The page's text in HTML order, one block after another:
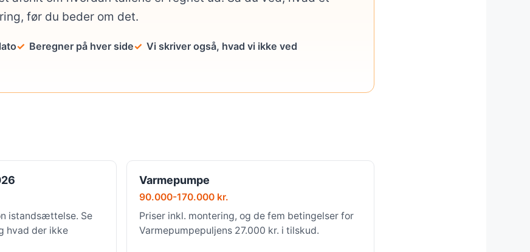
før du beder om det.
Beregner på hver side Vi skriver også, hvad vi ikke ved
istandsættelse. Se
hvad der ikke
Varmepumpe
90.000-170.000 kr.
Priser inkl. montering, og de fem betingelser for
Varmepumpepuljens 27.000 kr. i tilskud.